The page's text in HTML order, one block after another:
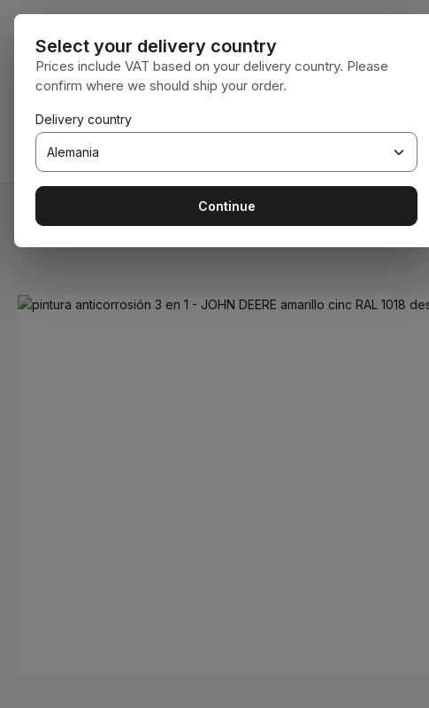
al contenido principal
Saltar a la búsqueda
Saltar a la navegación principal
INICIO
Estás aquí:
Omitir galería de imágenes
Select your delivery country
Prices include VAT based on your delivery country. Please
confirm where we should ship your order.
Delivery country
Continue